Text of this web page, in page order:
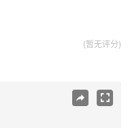
(暂无评分)